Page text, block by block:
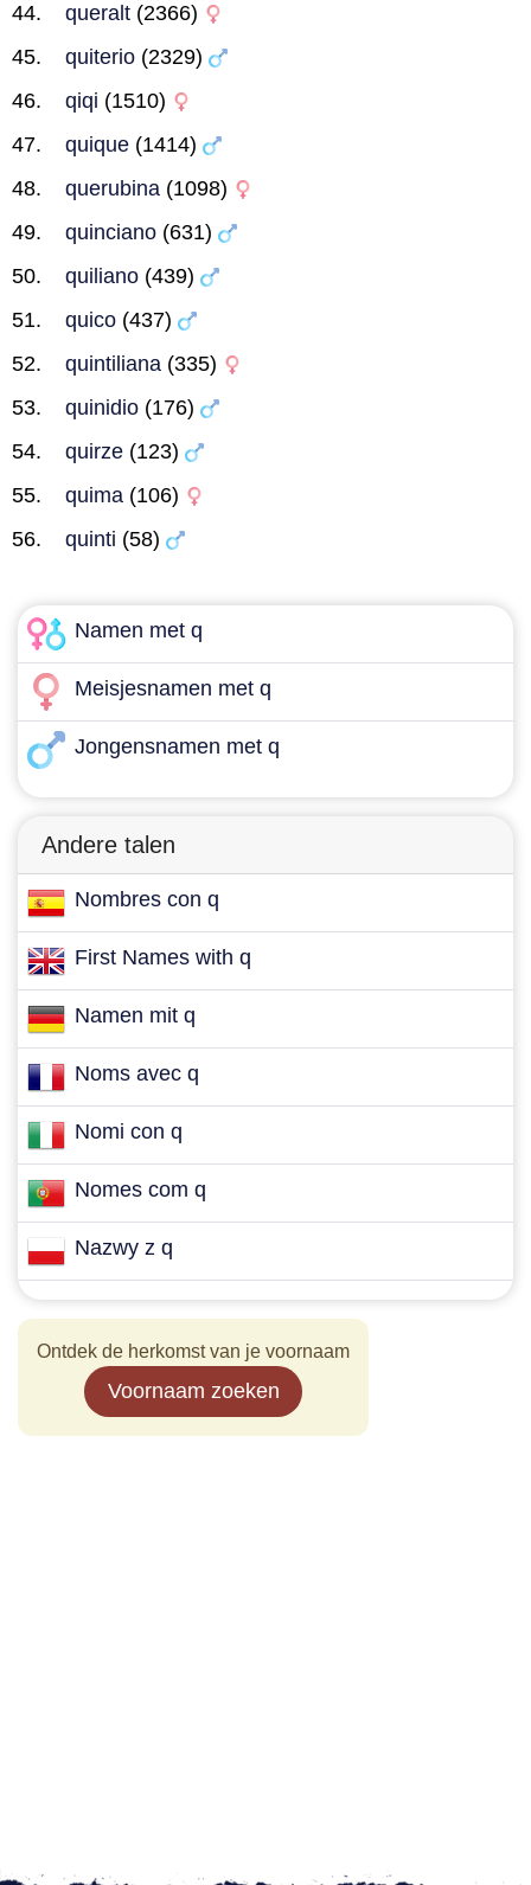
queralt (2366)
quiterio (2329)
qiqi (1510)
quique (1414)
querubina (1098)
quinciano (631)
quiliano (439)
quico (437)
quintiliana (335)
quinidio (176)
quirze (123)
quima (106)
quinti (58)
Namen met q
Meisjesnamen met q
Jongensnamen met q
Andere talen
Nombres con q
First Names with q
Namen mit q
Noms avec q
Nomi con q
Nomes com q
Nazwy z q
Ontdek de herkomst van je voornaam
Voornaam zoeken